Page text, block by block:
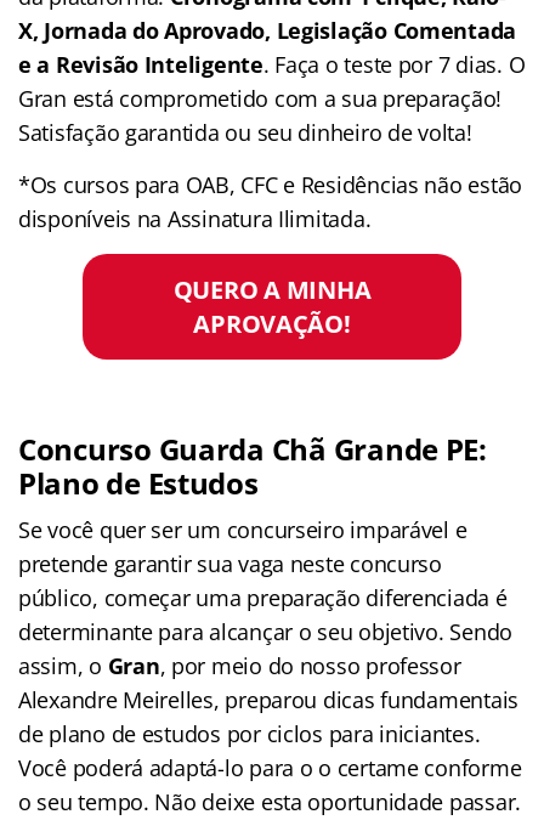
X, Jornada do Aprovado, Legislação Comentada
e a Revisão Inteligente. Faça o teste por 7 dias. O
Gran está comprometido com a sua preparação!
Satisfação garantida ou seu dinheiro de volta!
*Os cursos para OAB, CFC e Residências não estão
disponíveis na Assinatura Ilimitada.
QUERO A MINHA
APROVAÇÃO!
Concurso Guarda Chã Grande PE:
Plano de Estudos
Se você quer ser um concurseiro imparável e
pretende garantir sua vaga neste concurso
público, começar uma preparação diferenciada é
determinante para alcançar o seu objetivo. Sendo
assim, o Gran, por meio do nosso professor
Alexandre Meirelles, preparou dicas fundamentais
de plano de estudos por ciclos para iniciantes.
Você poderá adaptá-lo para o o certame conforme
o seu tempo. Não deixe esta oportunidade passar.